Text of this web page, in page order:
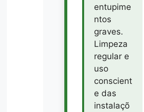
entupime
ntos
graves.
Limpeza
regular e
uso
conscient
e das
instalaçõ